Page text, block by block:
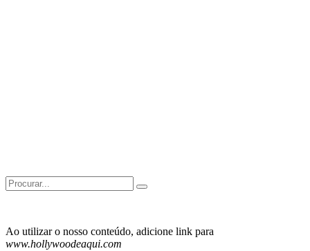
Search
for:
Ao utilizar o nosso conteúdo, adicione link para
www.hollywoodeaqui.com